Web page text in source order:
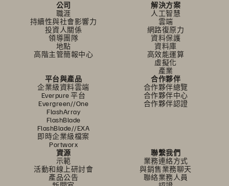
公司
職涯
持續性與社會影響力
投資人關係
領導團隊
地點
高階主管簡報中心
解決方案
人工智慧
雲端
網路復原力
資料保護
資料庫
高效能運算
虛擬化
產業
平台與產品
企業級資料雲端
Everpure 平台
Evergreen//One
FlashArray
FlashBlade
FlashBlade//EXA
即時企業級檔案
Portworx
合作夥伴
合作夥伴總覽
合作夥伴中心
合作夥伴認證
資源
示範
活動和線上研討會
產品公告
聯繫我們
業務連絡方式
與銷售業務聊天
聯絡業務人員